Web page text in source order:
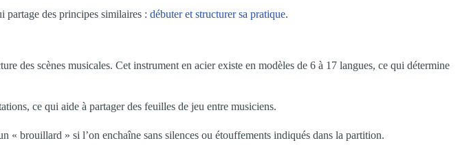
partage des principes similaires : débuter et structurer sa pratique.
des scènes musicales. Cet instrument en acier existe en modèles de 6 à 17 langues, ce qui détermine
ce qui aide à partager des feuilles de jeu entre musiciens.
« brouillard » si l’on enchaîne sans silences ou étouffements indiqués dans la partition.